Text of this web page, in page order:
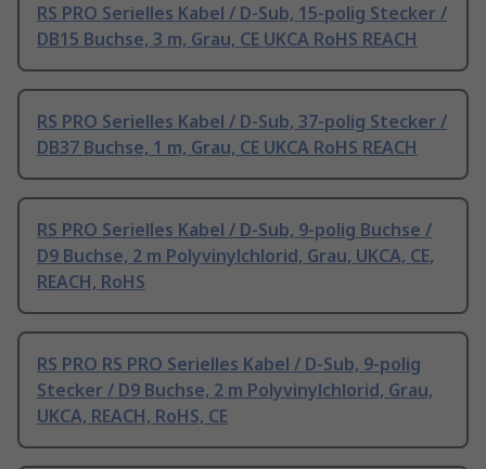
RS PRO Serielles Kabel / D-Sub, 15-polig Stecker /
DB15 Buchse, 3 m, Grau, CE UKCA RoHS REACH
RS PRO Serielles Kabel / D-Sub, 37-polig Stecker /
DB37 Buchse, 1 m, Grau, CE UKCA RoHS REACH
RS PRO Serielles Kabel / D-Sub, 9-polig Buchse /
D9 Buchse, 2 m Polyvinylchlorid, Grau, UKCA, CE,
REACH, RoHS
RS PRO RS PRO Serielles Kabel / D-Sub, 9-polig
Stecker / D9 Buchse, 2 m Polyvinylchlorid, Grau,
UKCA, REACH, RoHS, CE